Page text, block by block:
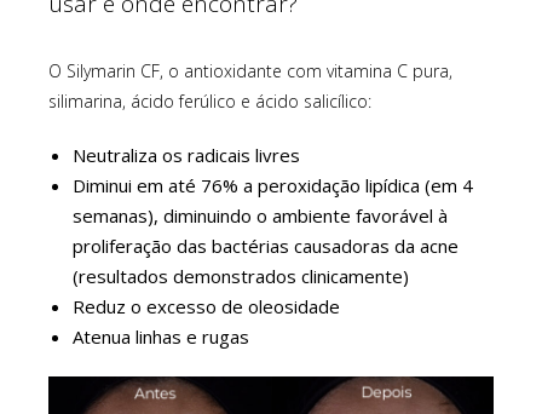
O Silymarin CF, o antioxidante com vitamina C pura,
silimarina, ácido ferúlico e ácido salicílico:
Neutraliza os radicais livres
Diminui em até 76% a peroxidação lipídica (em 4
semanas), diminuindo o ambiente favorável à
proliferação das bactérias causadoras da acne
(resultados demonstrados clinicamente)
Reduz o excesso de oleosidade
Atenua linhas e rugas